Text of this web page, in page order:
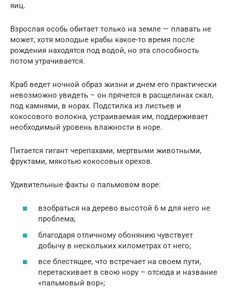
яиц.
Взрослая особь обитает только на земле — плавать не
может, хотя молодые крабы какое-то время после
рождения находятся под водой, но эта способность
потом утрачивается.
Краб ведет ночной образ жизни и днем его практически
невозможно увидеть – он прячется в расщелинах скал,
под камнями, в норах. Подстилка из листьев и
кокосового волокна, устраиваемая им, поддерживает
необходимый уровень влажности в норе.
Питается гигант черепахами, мертвыми животными,
фруктами, мякотью кокосовых орехов.
Удивительные факты о пальмовом воре:
взобраться на дерево высотой 6 м для него не
проблема;
благодаря отличному обонянию чувствует
добычу в нескольких километрах от него;
все блестящее, что встречает на своем пути,
перетаскивает в свою нору – отсюда и название
«пальмовый вор»;